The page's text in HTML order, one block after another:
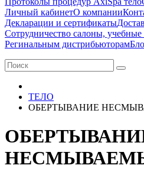
Личный кабинетО компании
Декларации и сертификаты
Сотрудничество салоны,
Регинальным дистрибьюторам
ТЕЛО
ОБЕРТЫВАНИЕ